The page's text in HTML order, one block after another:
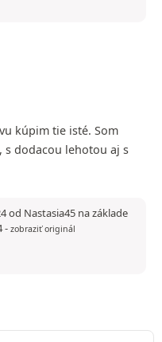
kúpim tie isté. Som
s dodacou lehotou aj s
od Nastasia45 na základe
- zobraziť originál